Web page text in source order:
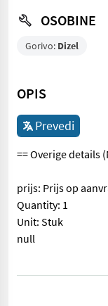
OSOBINE
Gorivo: Dizel
OPIS
Prevedi
== Overige details
prijs: Prijs op
Quantity: 1
Unit: Stuk
null
== Overige details